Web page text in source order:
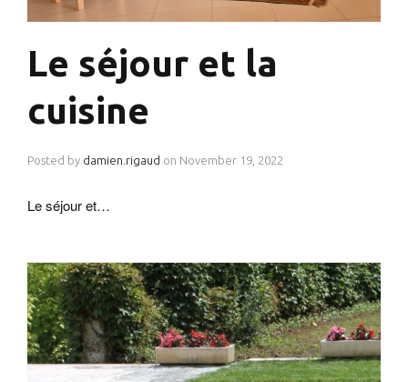
Le séjour et la
cuisine
Posted by damien.rigaud on November 19, 2022
Le séjour et…